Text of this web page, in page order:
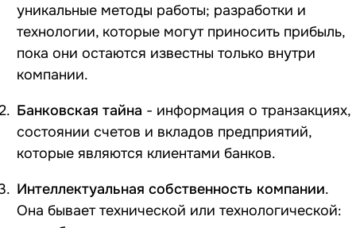
уникальные методы работы; разработки и
технологии, которые могут приносить прибыль,
пока они остаются известны только внутри
компании.
Банковская тайна - информация о транзакциях,
состоянии счетов и вкладов предприятий,
которые являются клиентами банков.
Интеллектуальная собственность компании.
Она бывает технической или технологической: